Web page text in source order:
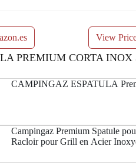
View
PREMIUM CORTA INOX
CAMPINGAZ ESPATULA
Campingaz Premium Spatule
Racloir pour Grill en Acier